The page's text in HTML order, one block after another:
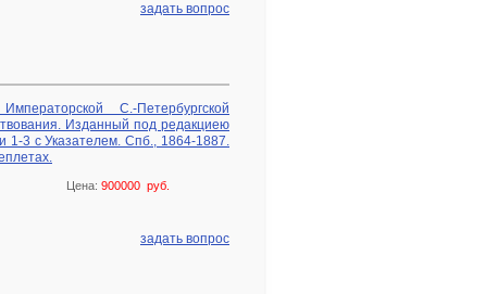
задать вопрос
С.-Петербургской
Изданный под редакциею
1-3 с Указателем. Спб., 1864-1887.
Цена: 900000 руб.
задать вопрос